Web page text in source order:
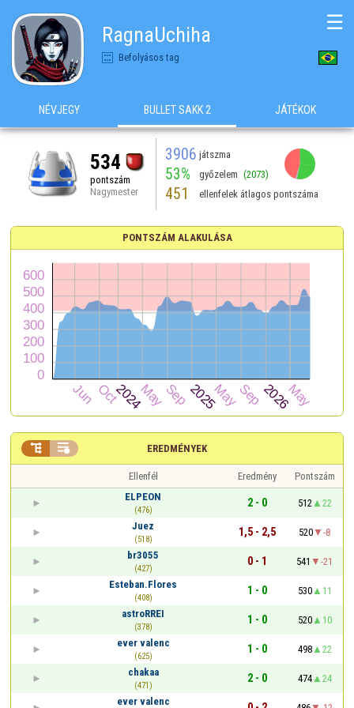
RagnaUchiha
Befolyásos tag
☰
NÉVJEGY BULLET SAKK 2 JÁTÉKOK
534
pontszám
Nagymester
3906 játszma
53% győzelem (2073)
451 ellenfelek átlagos pontszáma
PONTSZÁM ALAKULÁSA
EREDMÉNYEK
 
Ellenfél Eredmény
Pontszám
ELPEON
(476)
2 - 0 512
22
Juez
(518)
1,5 - 2,5 520
-8
br3055
(427)
0 - 1 541
-21
Esteban.Flores
(408)
1 - 0 530
11
astroRREI
(378)
1 - 0 520
10
ever valenc
(625)
1 - 0 498
22
chakaa
(471)
2 - 0 474
24
ever valenc